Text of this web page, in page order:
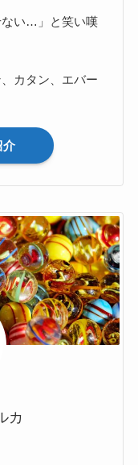
ない…」と笑い嘆
カタン、エバー
カ